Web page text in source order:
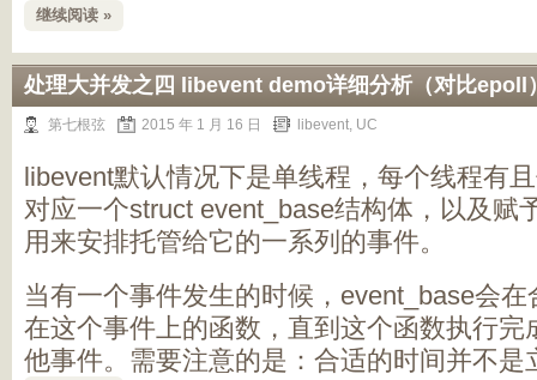
继续阅读 »
处理大并发之四 libevent demo详细分析（对比epoll
第七根弦 2015 年 1 月 16 日 libevent UC
libevent默认情况下是单线程，每个线程有
对应一个struct event_base结构体，以及赋
用来安排托管给它的一系列的事件。
当有一个事件发生的时候，event_base会
在这个事件上的函数，直到这个函数执行完
他事件。需要注意的是：合适的时间并不是